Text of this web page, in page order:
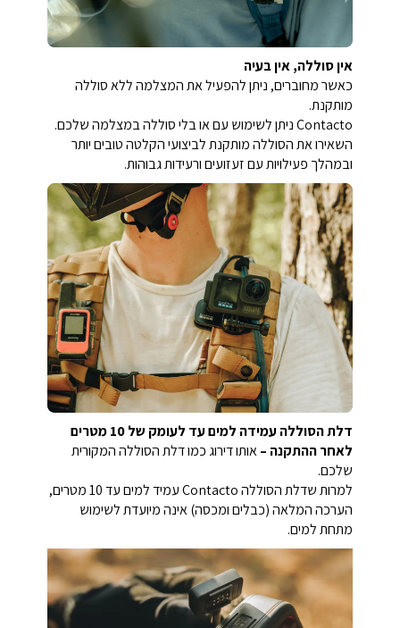
אין סוללה, אין בעיה
כאשר מחוברים, ניתן להפעיל את המצלמה ללא סוללה
מותקנת.
Contacto ניתן לשימוש עם או בלי סוללה במצלמה שלכם.
השאירו את הסוללה מותקנת לביצועי הקלטה טובים יותר
ובמהלך פעילויות עם זעזועים ורעידות גבוהות.
דלת הסוללה עמידה למים עד לעומק של 10 מטרים
לאחר ההתקנה –אותו דירוג כמו דלת הסוללה המקורית
שלכם.
למרות שדלת הסוללה Contacto עמיד למים עד 10 מטרים,
הערכה המלאה (כבלים ומכסה) אינה מיועדת לשימוש
מתחת למים.